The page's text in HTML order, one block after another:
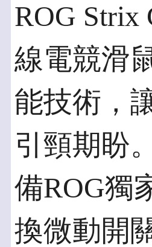
ROG
線電競滑
能技術，
引頸期盼
備ROG獨
換微動開